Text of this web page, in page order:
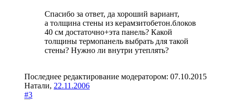
Спасибо за ответ, да хороший вариант,
а толщина стены из керамзитобетон.блоков
40 см достаточно+эта панель? Какой
толщины термопанель выбрать для такой
стены? Нужно ли внутри утеплять?
Последнее редактирование модератором: 07.10.2015
Натали, 22.11.2006
#3